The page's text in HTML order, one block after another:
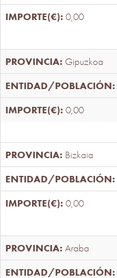
0,00
Gipuzkoa
0,00
Bizkaia
0,00
Araba